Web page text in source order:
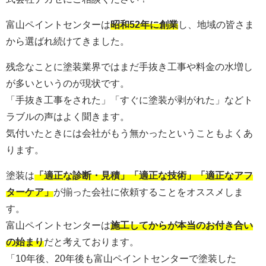
富山ペイントセンターは昭和52年に創業し、地域の皆さま
から選ばれ続けてきました。
残念なことに塗装業界ではまだ手抜き工事や料金の水増し
が多いというのが現状です。
「手抜き工事をされた」「すぐに塗装が剥がれた」などト
ラブルの声はよく聞きます。
気付いたときには会社がもう無かったということもよくあ
ります。
塗装は「適正な診断・見積」「適正な技術」「適正なアフ
ターケア」が揃った会社に依頼することをオススメしま
す。
富山ペイントセンターは施工してからが本当のお付き合い
の始まりだと考えております。
「10年後、20年後も富山ペイントセンターで塗装した